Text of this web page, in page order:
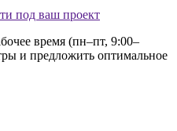
под ваш проект
время (пн–пт, 9:00–
и предложить оптимальное